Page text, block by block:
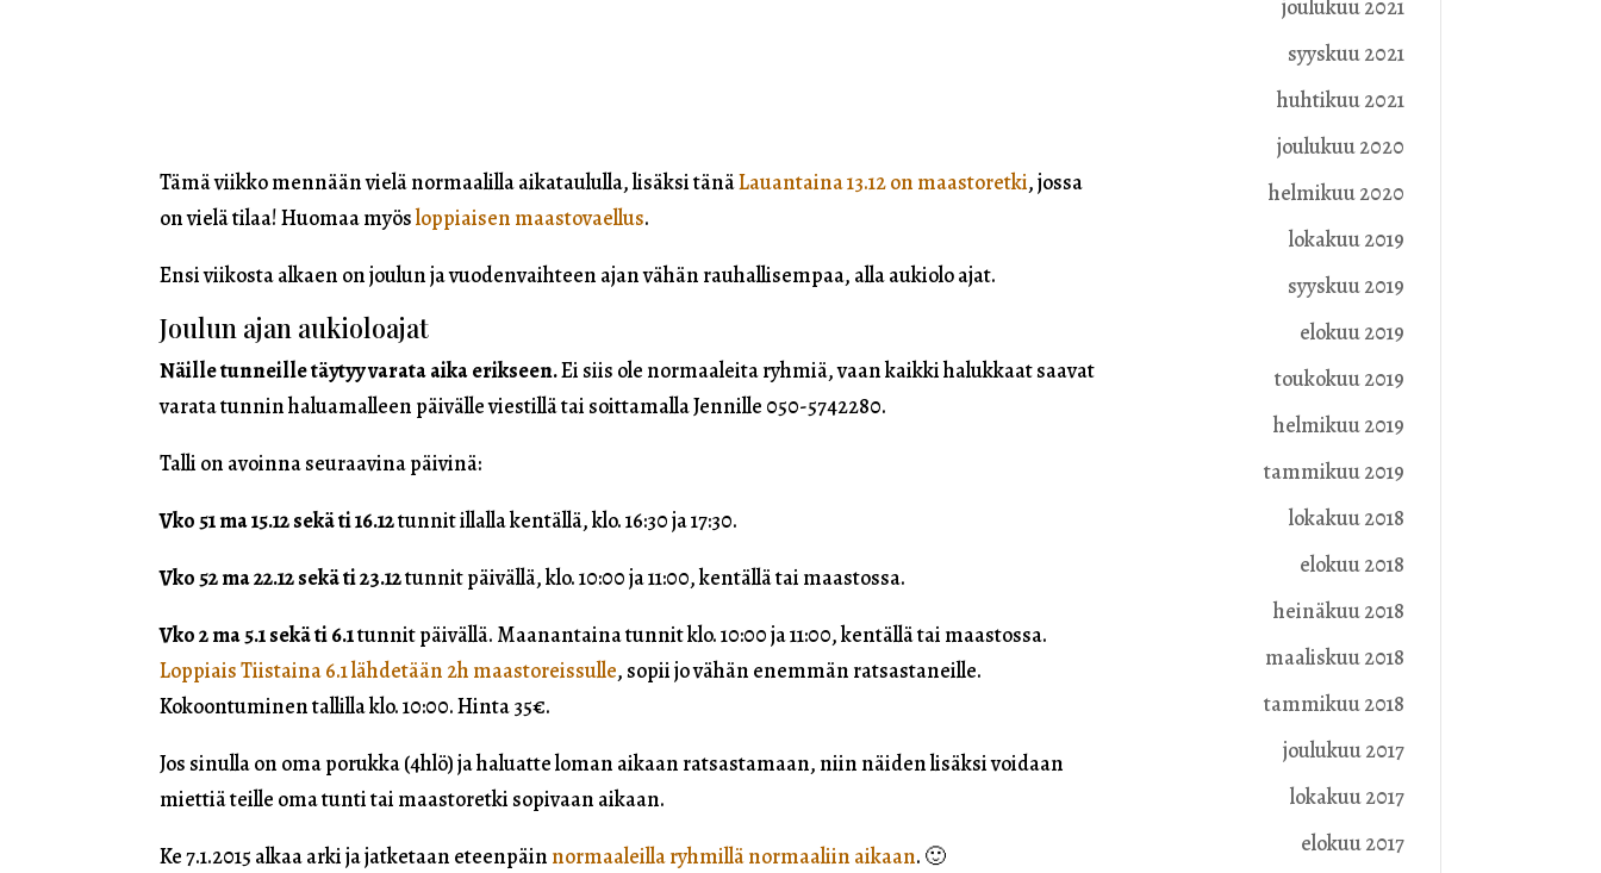
Tämä viikko mennään vielä normaalilla aikataululla, lisäksi tänäLauantaina 13.12 on maastoretki, jossa
on vielä tilaa! Huomaa myösloppiaisen maastovaellus.
Ensi viikosta alkaen on joulun ja vuodenvaihteen ajan vähän rauhallisempaa, alla aukiolo ajat.
Joulun ajan aukioloajat
Näille tunneille täytyy varata aika erikseen.Ei siis ole normaaleita ryhmiä, vaan kaikki halukkaat saavat
varata tunnin haluamalleen päivälle viestillä tai soittamalla Jennille 050-5742280.
Talli on avoinna seuraavina päivinä:
Vko 51 ma 15.12 sekä ti 16.12tunnit illalla kentällä, klo. 16:30 ja 17:30.
Vko 52 ma 22.12 sekä ti 23.12tunnit päivällä, klo. 10:00 ja 11:00, kentällä tai maastossa.
Vko 2 ma 5.1 sekä ti 6.1tunnit päivällä. Maanantaina tunnit klo. 10:00 ja 11:00, kentällä tai maastossa.
Loppiais Tiistaina 6.1 lähdetään 2h maastoreissulle, sopii jo vähän enemmän ratsastaneille.
Kokoontuminen tallilla klo. 10:00. Hinta 35€.
Jos sinulla on oma porukka (4hlö) ja haluatte loman aikaan ratsastamaan, niin näiden lisäksi voidaan
miettiä teille oma tunti tai maastoretki sopivaan aikaan.
Ke 7.1.2015 alkaa arki ja jatketaan eteenpäin normaaleilla ryhmillä normaaliin aikaan. 🙂
joulukuu 2021
syyskuu 2021
huhtikuu 2021
joulukuu 2020
helmikuu 2020
lokakuu 2019
syyskuu 2019
elokuu 2019
toukokuu 2019
helmikuu 2019
tammikuu 2019
lokakuu 2018
elokuu 2018
heinäkuu 2018
maaliskuu 2018
tammikuu 2018
joulukuu 2017
lokakuu 2017
elokuu 2017